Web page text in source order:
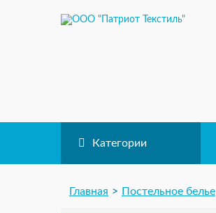
Категории
Главная Постельное белье